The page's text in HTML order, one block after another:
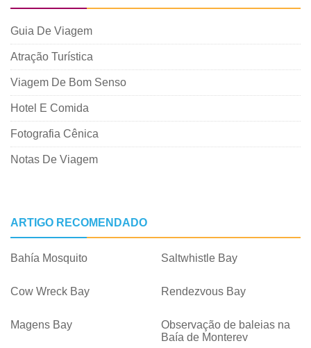
Guia De Viagem
Atração Turística
Viagem De Bom Senso
Hotel E Comida
Fotografia Cênica
Notas De Viagem
ARTIGO RECOMENDADO
Bahía Mosquito Saltwhistle Bay
Cow Wreck Bay Rendezvous Bay
Magens Bay
Observação de baleias na
Baía de Monterey